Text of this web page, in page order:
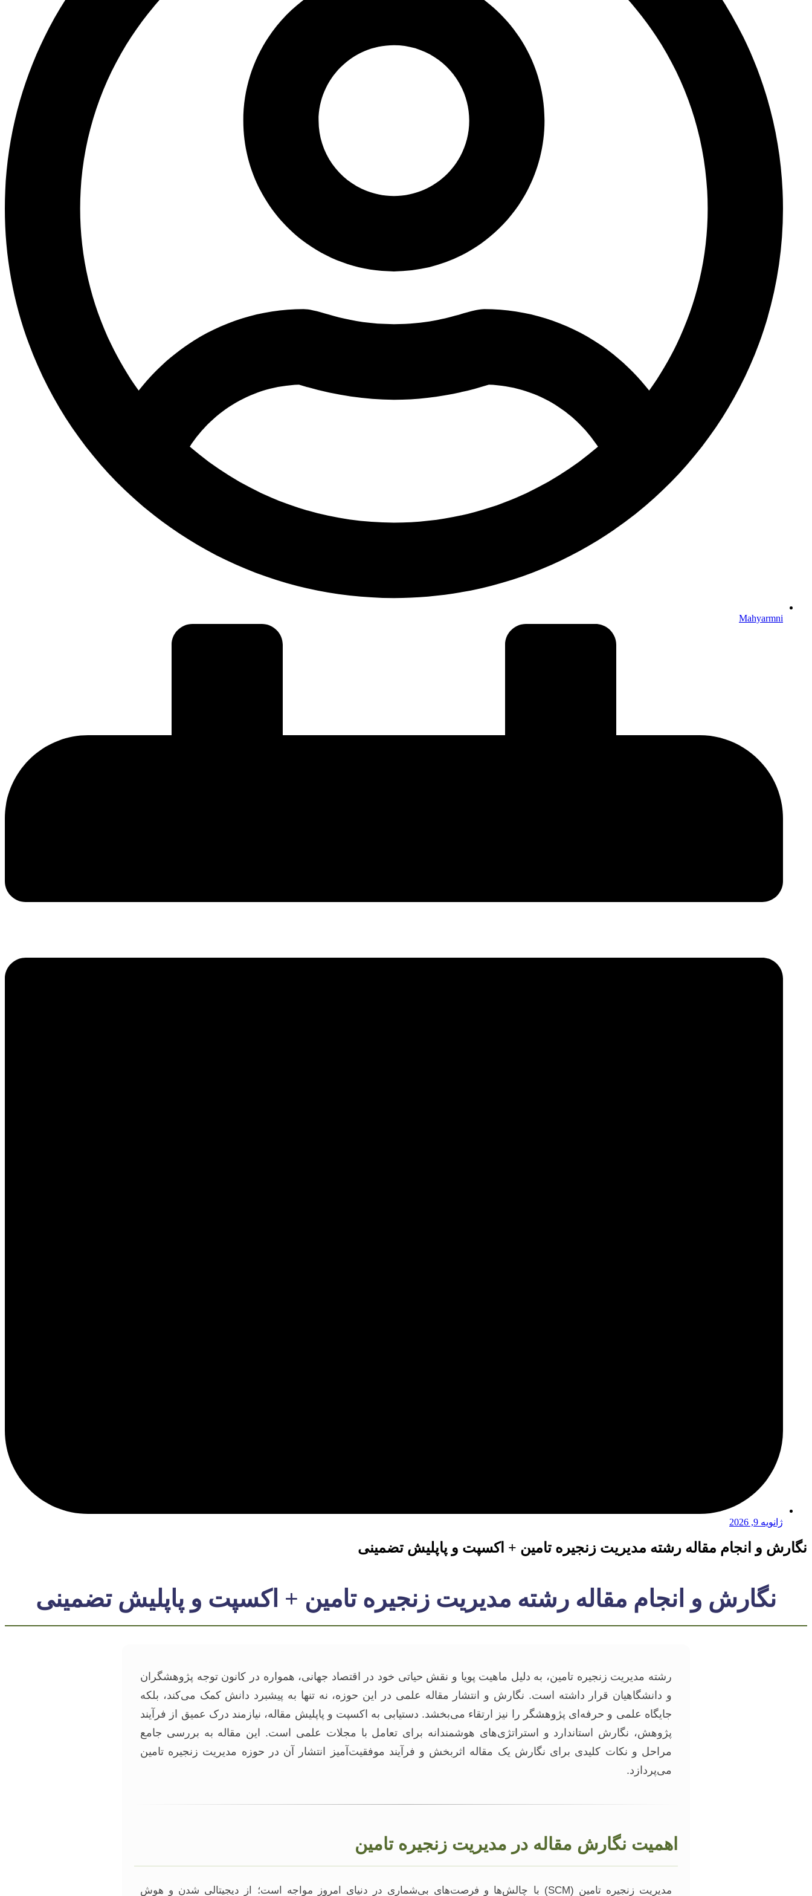
Mahyarmni
ژانویه 9, 2026
نگارش و انجام مقاله رشته مدیریت زنجیره تامین + اکسپت و پاپلیش تضمینی
نگارش و انجام مقاله رشته مدیریت زنجیره تامین + اکسپت و پاپلیش تضمینی
رشته مدیریت زنجیره تامین، به دلیل ماهیت پویا و نقش حیاتی خود در اقتصاد جهانی، همواره در کانون توجه پژوهشگران
و دانشگاهیان قرار داشته است. نگارش و انتشار مقاله علمی در این حوزه، نه تنها به پیشبرد دانش کمک می‌کند، بلکه
جایگاه علمی و حرفه‌ای پژوهشگر را نیز ارتقاء می‌بخشد. دستیابی به اکسپت و پاپلیش مقاله، نیازمند درک عمیق از فرآیند
پژوهش، نگارش استاندارد و استراتژی‌های هوشمندانه برای تعامل با مجلات علمی است. این مقاله به بررسی جامع
مراحل و نکات کلیدی برای نگارش یک مقاله اثربخش و فرآیند موفقیت‌آمیز انتشار آن در حوزه مدیریت زنجیره تامین
می‌پردازد.
اهمیت نگارش مقاله در مدیریت زنجیره تامین
مدیریت زنجیره تامین (SCM) با چالش‌ها و فرصت‌های بی‌شماری در دنیای امروز مواجه است؛ از دیجیتالی شدن و هوش